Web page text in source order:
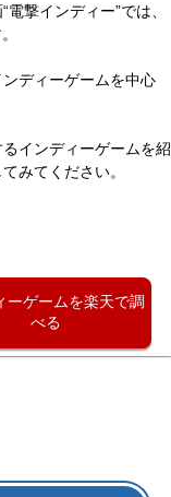
撃インディー”では、
ディーゲームを中心
インディーゲームを紹
みてください。
ーゲームを楽天で調
べる